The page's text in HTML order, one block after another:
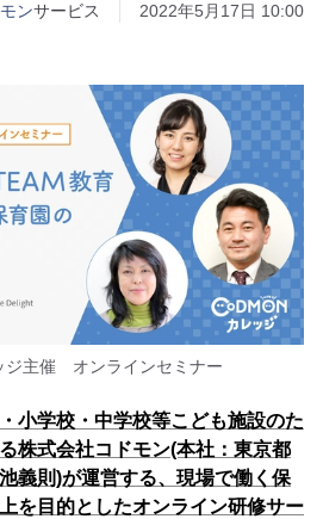
ンサービス 2022年5月17日 10:00
ジ主催 オンラインセミナー
小学校・中学校等こども施設のた
株式会社コドモン(本社：東京都
義則)が運営する、現場で働く保
を目的としたオンライン研修サー